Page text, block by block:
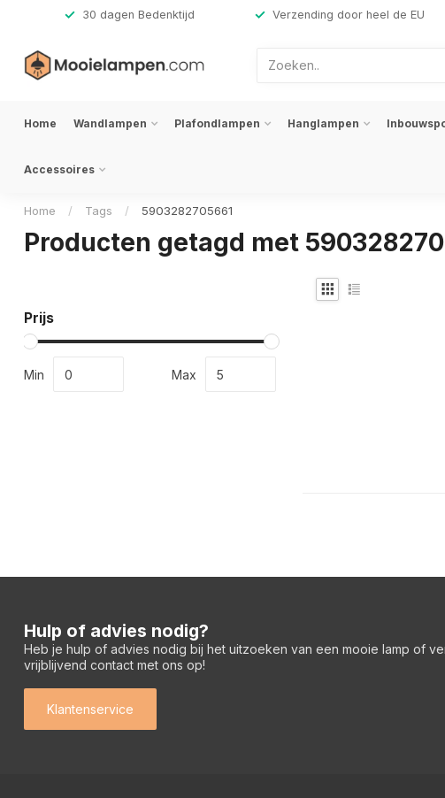
30 dagen Bedenktijd Verzending door heel de EU
Home Wandlampen Plafondlampen Hanglampen
Accessoires
Home / Tags / 5903282705661
Producten getagd met
Prijs
Min Max
Hulp of advies nodig?
Heb je hulp of advies nodig bij het uitzoeken van een mooie lamp of
vrijblijvend contact met ons op!
Klantenservice